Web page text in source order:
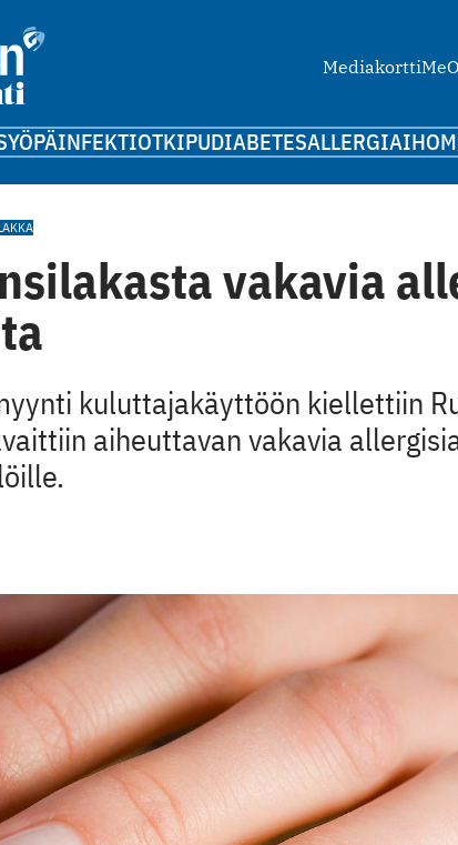
MediakorttiMe
INFEKTIOTKIPUDIABETESALLERGIAIHO
vakavia
kuluttajakäyttöön kiellettiin
aiheuttavan vakavia